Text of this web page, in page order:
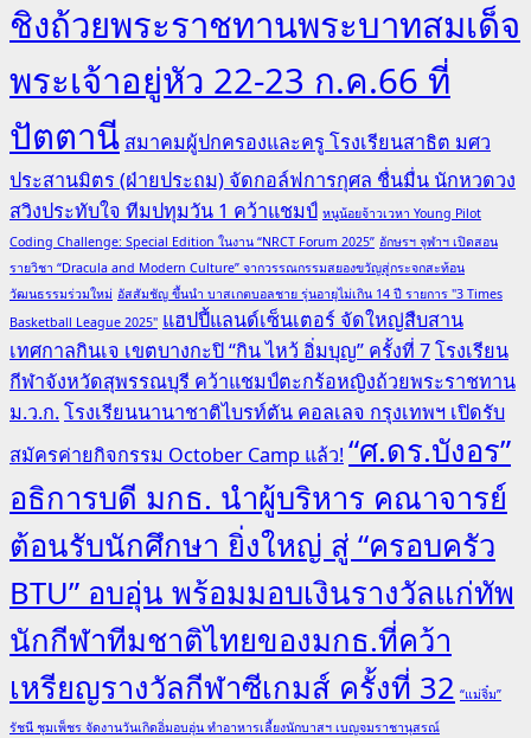
ชิงถ้วยพระราชทานพระบาทสมเด็จ
พระเจ้าอยู่หัว 22-23 ก.ค.66 ที่
ปัตตานี สมาคมผู้ปกครองและครู โรงเรียนสาธิต มศว
ประสานมิตร (ฝ่ายประถม) จัดกอล์ฟการกุศล ชื่นมื่น นักหวดวง
สวิงประทับใจ ทีมปทุมวัน 1 คว้าแชมป์ หนูน้อยจ้าวเวหา Young Pilot
Coding Challenge: Special Edition ในงาน “NRCT Forum 2025” อักษรฯ จุฬาฯ เปิดสอน
รายวิชา “Dracula and Modern Culture” จากวรรณกรรมสยองขวัญสู่กระจกสะท้อน
วัฒนธรรมร่วมใหม่ อัสสัมชัญ ขึ้นนำ บาสเกตบอลชาย รุ่นอายุไม่เกิน 14 ปี รายการ "3 Times
Basketball League 2025" แฮปปี้แลนด์เซ็นเตอร์ จัดใหญ่สืบสาน
เทศกาลกินเจ เขตบางกะปิ “กิน ไหว้ อิ่มบุญ” ครั้งที่ 7โรงเรียน
กีฬาจังหวัดสุพรรณบุรี คว้าแชมป์ตะกร้อหญิงถ้วยพระราชทาน
ม.ว.ก.โรงเรียนนานาชาติไบรท์ตัน คอลเลจ กรุงเทพฯ เปิดรับ
สมัครค่ายกิจกรรม October Camp แล้ว!“ศ.ดร.บังอร”
อธิการบดี มกธ. นำผู้บริหาร คณาจารย์
ต้อนรับนักศึกษา ยิ่งใหญ่ สู่ “ครอบครัว
BTU” อบอุ่น พร้อมมอบเงินรางวัลแก่ทัพ
นักกีฬาทีมชาติไทยของมกธ.ที่คว้า
เหรียญรางวัลกีฬาซีเกมส์ ครั้งที่ 32 “แม่จิ๋ม”
รัชนี ชุมเพ็ชร จัดงานวันเกิดอิ่มอบอุ่น ทำอาหารเลี้ยงนักบาสฯ เบญจมราชานุสรณ์